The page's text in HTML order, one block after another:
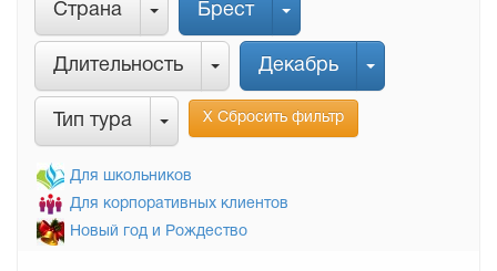
Страна Брест
Длительность Декабрь
Тип тура Х Сбросить фильтр
Для школьников
Для корпоративных клиентов
Новый год и Рождество